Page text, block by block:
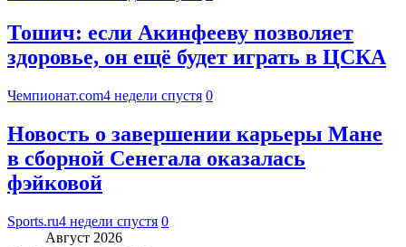
Тошич: если Акинфееву позволяет
здоровье, он ещё будет играть в ЦСКА
Чемпионат.com4 недели спустя 0
Новость о завершении карьеры Мане
в сборной Сенегала оказалась
фэйковой
Sports.ru4 недели спустя 0
Август 2026